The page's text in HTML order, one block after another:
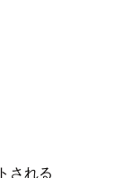
される